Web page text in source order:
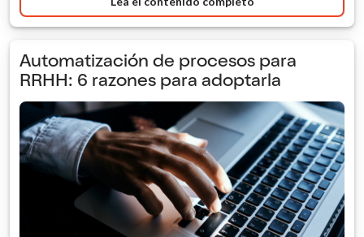
Automatización de procesos para
RRHH: 6 razones para adoptarla